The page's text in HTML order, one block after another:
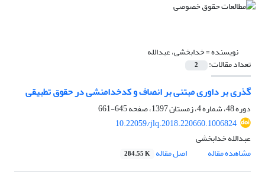
نویسنده =خدابخشی، عبدالله
تعداد مقالات: 2
گذری بر داوری مبتنی بر انصاف و کدخدامنشی در حقوق تطبیقی
دوره 48، شماره 4، زمستان 1397، صفحه
645-661
10.22059/jlq.2018.220660.1006824
عبدالله خدابخشی
مشاهده مقاله
اصل مقاله 284.55 K